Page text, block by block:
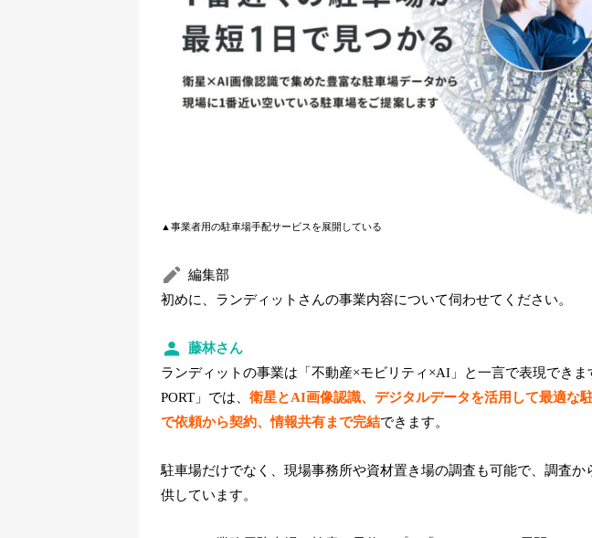
▲事業者用の駐車場手配サービスを展開している
編集部
初めに、ランディットさんの事業内容について伺わせてください。
藤林さん
ランディットの事業は「不動産×モビリティ×AI」と一言で表現でき
PORT」では、 衛星とAI画像認識、デジタルデータを活用して最適な
で依頼から契約、情報共有まで完結できます。
駐車場だけでなく、現場事務所や資材置き場の調査も可能で、調査
供しています。